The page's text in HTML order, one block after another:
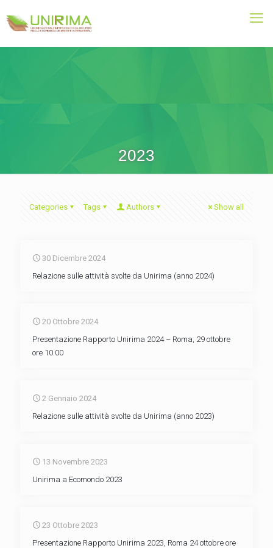
2023
Categories Tags Authors Show all
30 Dicembre 2024
Relazione sulle attività svolte da Unirima (anno 2024)
20 Ottobre 2024
Presentazione Rapporto Unirima 2024 – Roma, 29 ottobre
ore 10.00
2 Gennaio 2024
Relazione sulle attività svolte da Unirima (anno 2023)
13 Novembre 2023
Unirima a Ecomondo 2023
23 Ottobre 2023
Presentazione Rapporto Unirima 2023, Roma 24 ottobre ore